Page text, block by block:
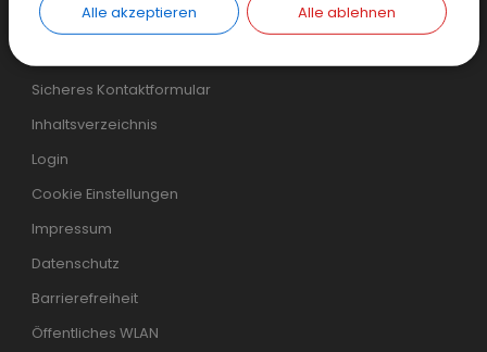
Weiteres...
Sicheres Kontaktformular
Inhaltsverzeichnis
Login
Cookie Einstellungen
Impressum
Datenschutz
Barrierefreiheit
Öffentliches WLAN
Alle akzeptieren Alle ablehnen